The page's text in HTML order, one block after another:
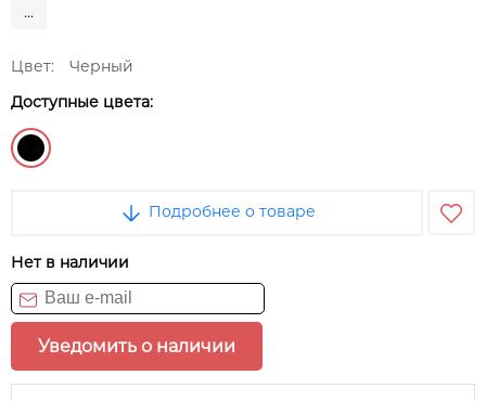
...
Цвет:
Черный
Доступные цвета:
Подробнее о товаре
Нет в наличии
Уведомить о наличии